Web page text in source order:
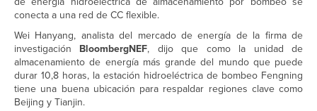
conecta a una red de CC flexible.
Wei Hanyang, analista del mercado de energía de la firma de
investigación BloombergNEF, dijo que como la unidad de
almacenamiento de energía más grande del mundo que puede
durar 10,8 horas, la estación hidroeléctrica de bombeo Fengning
tiene una buena ubicación para respaldar regiones clave como
Beijing y Tianjin.